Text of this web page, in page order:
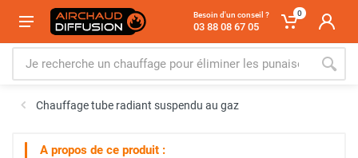
Besoin d'un conseil ?
03 88 08 67 05
0
Chauffage tube radiant suspendu au gaz
A propos de ce produit :